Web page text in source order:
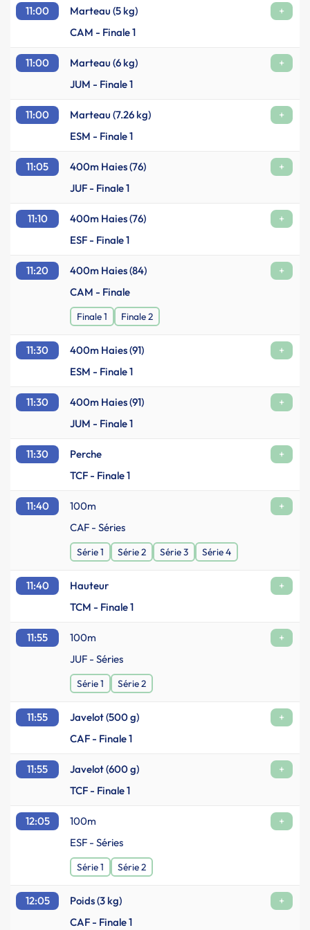
11:00 Marteau (5 kg)
+
CAM - Finale 1
11:00 Marteau (6 kg)
+
JUM - Finale 1
11:00 Marteau (7.26 kg)
+
ESM - Finale 1
11:05 400m Haies (76)
+
JUF - Finale 1
11:10 400m Haies (76)
+
ESF - Finale 1
11:20 400m Haies (84)
+
CAM - Finale
Finale 1 Finale 2
11:30 400m Haies (91)
+
ESM - Finale 1
11:30 400m Haies (91)
+
JUM - Finale 1
11:30 Perche
+
TCF - Finale 1
11:40 100m
+
CAF - Séries
Série 1 Série 2 Série 3 Série 4
11:40 Hauteur
+
TCM - Finale 1
11:55 100m
+
JUF - Séries
Série 1 Série 2
11:55 Javelot (500 g)
+
CAF - Finale 1
11:55 Javelot (600 g)
+
TCF - Finale 1
12:05 100m
+
ESF - Séries
Série 1 Série 2
12:05 Poids (3 kg)
+
CAF - Finale 1